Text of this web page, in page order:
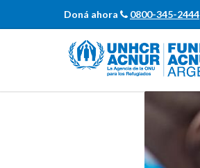
Doná ahora 0800-345-2444